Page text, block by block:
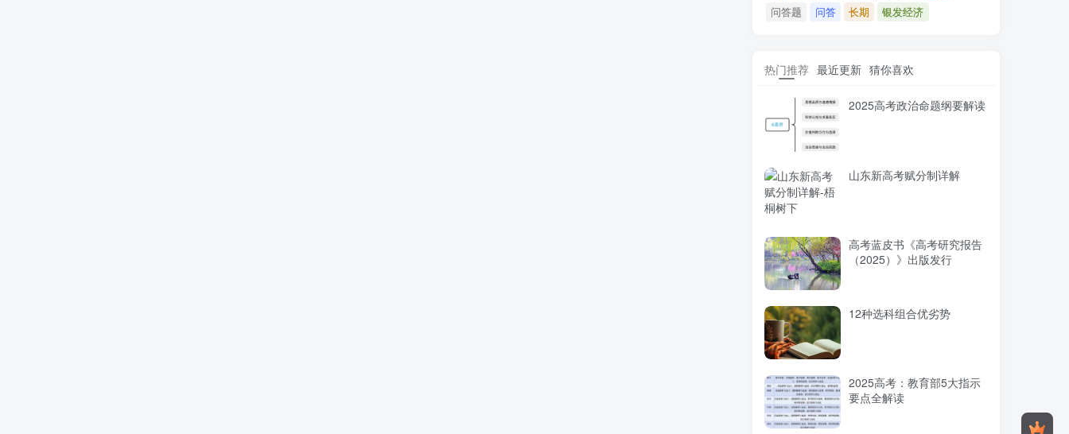
问答题
问答 长期 银发经济
热门推荐 最近更新 猜你喜欢
2025高考政治命题纲要解读
山东新高考赋分制详解
高考蓝皮书《高考研究报告
（2025）》出版发行
12种选科组合优劣势
2025高考：教育部5大指示
要点全解读